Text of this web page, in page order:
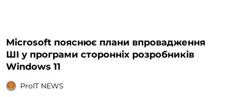
Microsoft пояснює плани впровадження
ШІ у програми сторонніх розробників
Windows 11
ProIT NEWS